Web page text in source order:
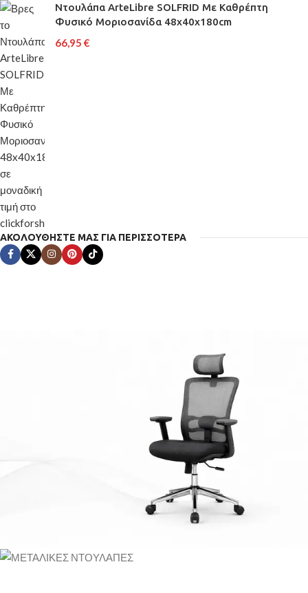
Ντουλάπα ArteLibre SOLFRID Με Καθρέπτη
Φυσικό Μοριοσανίδα 48x40x180cm
66,95 €
ΑΚΟΛΟΥΘΗΣΤΕ ΜΑΣ ΓΙΑ ΠΕΡΙΣΣΟΤΕΡΑ